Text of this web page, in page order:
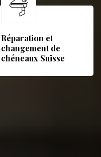
Réparation et
changement de
chéneaux Suisse